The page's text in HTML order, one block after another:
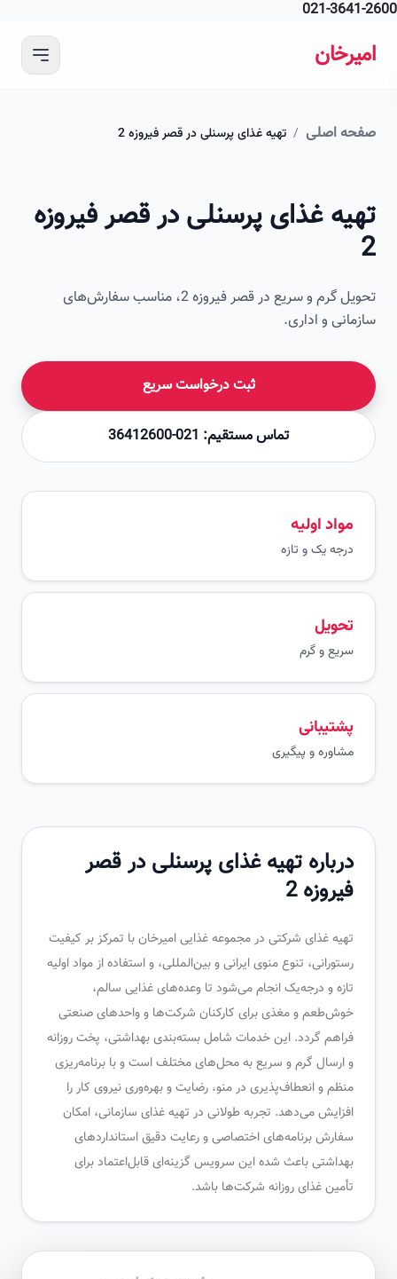
021-
اصلی / تهیه غذای پرسنلی در قصر فیروزه 2
غذای پرسنلی در قصر فیروزه
تحویل گرم و سریع در قصر فیروزه 2، مناسب سفارش‌های
و اداری.
ثبت درخواست سریع
تماس مستقیم: 021-36412600
مواد اولیه
درجه یک و تازه
سریع و گرم
پشتیبانی
مشاوره و پیگیری
تصویر این صفحه به زودی اضافه می‌شود
درباره تهیه غذای پرسنلی در قصر
فیروزه 2
تهیه غذای شرکتی در مجموعه غذایی امیرخان با تمرکز بر کیفیت
رستورانی، تنوع منوی ایرانی و بین‌المللی، و استفاده از مواد اولیه
تازه و درجه‌یک انجام می‌شود تا وعده‌های غذایی سالم،
خوش‌طعم و مغذی برای کارکنان شرکت‌ها و واحدهای صنعتی
فراهم گردد. این خدمات شامل بسته‌بندی بهداشتی، پخت روزانه
و ارسال گرم و سریع به محل‌های مختلف است و با برنامه‌ریزی
منظم و انعطاف‌پذیری در منو، رضایت و بهره‌وری نیروی کار را
افزایش می‌دهد. تجربه طولانی در تهیه غذای سازمانی، امکان
سفارش برنامه‌های اختصاصی و رعایت دقیق استانداردهای
بهداشتی باعث شده این سرویس گزینه‌ای قابل‌اعتماد برای
تأمین غذای روزانه شرکت‌ها باشد.